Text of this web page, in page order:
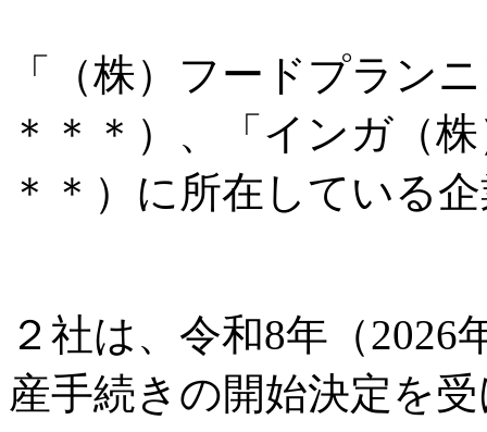
「（株）フードプラン
＊＊＊）、「インガ（
＊＊）に所在している
２社は、令和8年（2026
産手続きの開始決定を